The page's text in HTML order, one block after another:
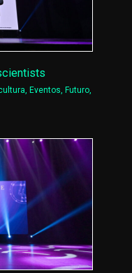
, Eventos, Futuro,